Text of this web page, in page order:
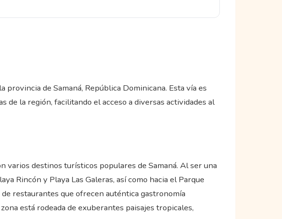
de Samaná, República Dominicana. Esta vía es
la región, facilitando el acceso a diversas actividades al
varios destinos turísticos populares de Samaná. Al ser una
Rincón y Playa Las Galeras, así como hacia el Parque
restaurantes que ofrecen auténtica gastronomía
está rodeada de exuberantes paisajes tropicales,